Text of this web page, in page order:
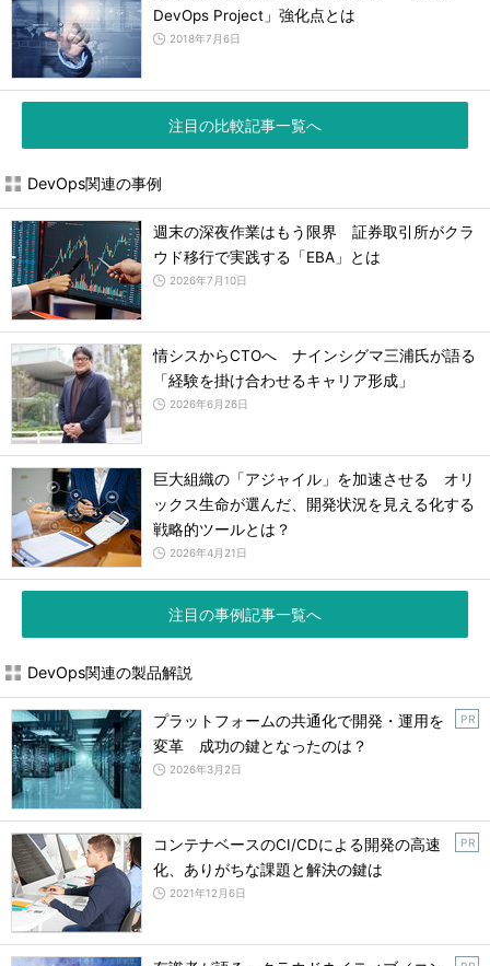
DevOps Project」強化点とは
2018年7月6日
注目の比較記事一覧へ
DevOps関連の事例
週末の深夜作業はもう限界 証券取引所がクラ
ウド移行で実践する「EBA」とは
2026年7月10日
情シスからCTOへ ナインシグマ三浦氏が語る
「経験を掛け合わせるキャリア形成」
2026年6月26日
巨大組織の「アジャイル」を加速させる オリ
ックス生命が選んだ、開発状況を見える化する
戦略的ツールとは？
2026年4月21日
注目の事例記事一覧へ
DevOps関連の製品解説
P R
プラットフォームの共通化で開発・運用を
変革 成功の鍵となったのは？
2026年3月2日
P R
コンテナベースのCI/CDによる開発の高速
化、ありがちな課題と解決の鍵は
2021年12月6日